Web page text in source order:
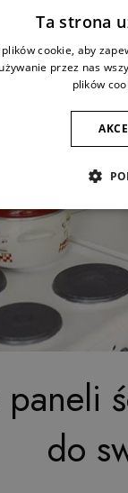
paneli
do
Ta strona
cookie, aby
przez nas
plików